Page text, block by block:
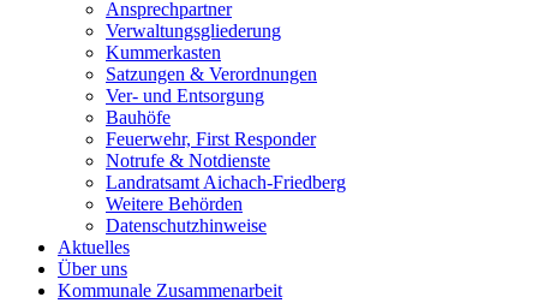
Ansprechpartner
Verwaltungsgliederung
Kummerkasten
Satzungen & Verordnungen
Ver- und Entsorgung
Bauhöfe
Feuerwehr, First Responder
Notrufe & Notdienste
Landratsamt Aichach-Friedberg
Weitere Behörden
Datenschutzhinweise
Aktuelles
Über uns
Kommunale Zusammenarbeit